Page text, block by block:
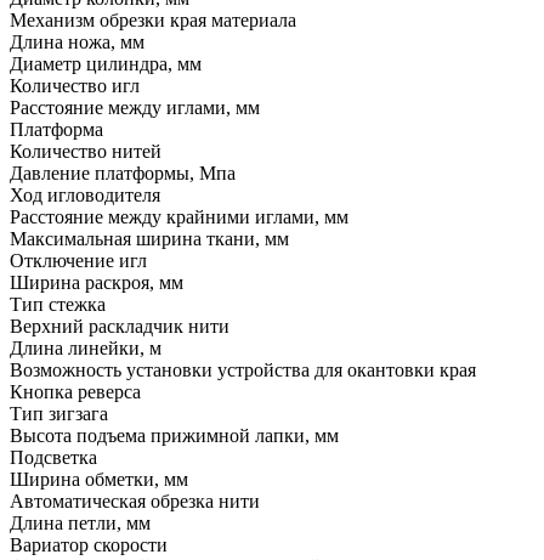
Механизм обрезки края материала
Длина ножа, мм
Диаметр цилиндра, мм
Количество игл
Расстояние между иглами, мм
Платформа
Количество нитей
Давление платформы, Мпа
Ход игловодителя
Расстояние между крайними иглами, мм
Максимальная ширина ткани, мм
Отключение игл
Ширина раскроя, мм
Тип стежка
Верхний раскладчик нити
Длина линейки, м
Возможность установки устройства для окантовки края
Кнопка реверса
Тип зигзага
Высота подъема прижимной лапки, мм
Подсветка
Ширина обметки, мм
Автоматическая обрезка нити
Длина петли, мм
Вариатор скорости